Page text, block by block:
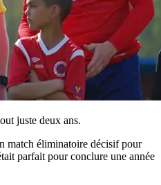
juste deux ans.
match éliminatoire décisif pour
parfait pour conclure une année